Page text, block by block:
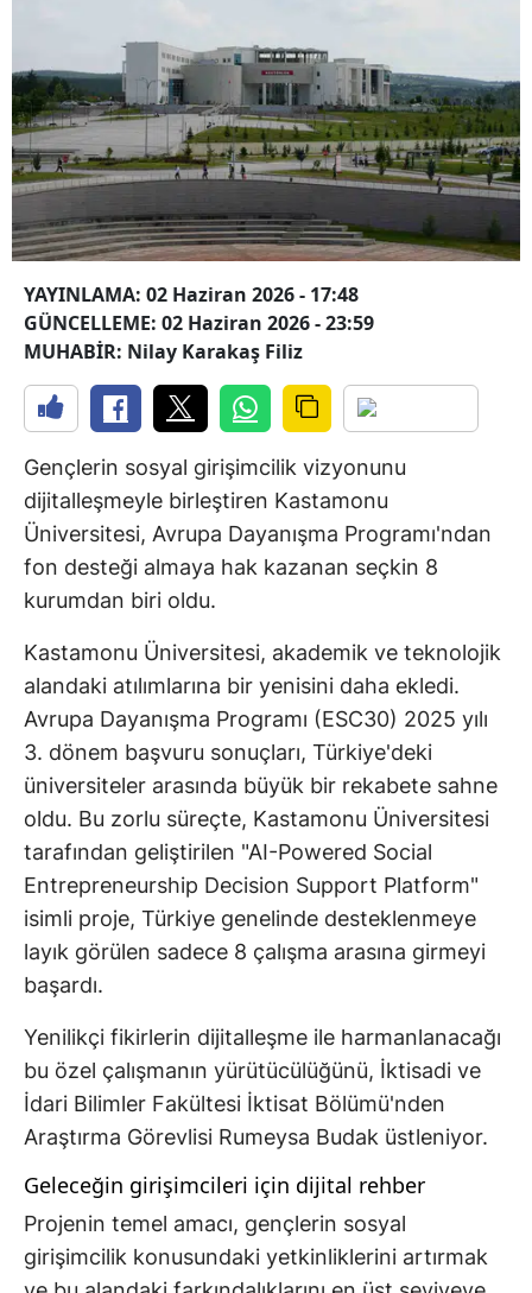
YAYINLAMA: 02 Haziran 2026 - 17:48
GÜNCELLEME: 02 Haziran 2026 - 23:59
MUHABİR: Nilay Karakaş Filiz
Gençlerin sosyal girişimcilik vizyonunu
dijitalleşmeyle birleştiren Kastamonu
Üniversitesi, Avrupa Dayanışma Programı'ndan
fon desteği almaya hak kazanan seçkin 8
kurumdan biri oldu.
Kastamonu Üniversitesi, akademik ve teknolojik
alandaki atılımlarına bir yenisini daha ekledi.
Avrupa Dayanışma Programı (ESC30) 2025 yılı
3. dönem başvuru sonuçları, Türkiye'deki
üniversiteler arasında büyük bir rekabete sahne
oldu. Bu zorlu süreçte, Kastamonu Üniversitesi
tarafından geliştirilen "AI-Powered Social
Entrepreneurship Decision Support Platform"
isimli proje, Türkiye genelinde desteklenmeye
layık görülen sadece 8 çalışma arasına girmeyi
başardı.
Yenilikçi fikirlerin dijitalleşme ile harmanlanacağı
bu özel çalışmanın yürütücülüğünü, İktisadi ve
İdari Bilimler Fakültesi İktisat Bölümü'nden
Araştırma Görevlisi Rumeysa Budak üstleniyor.
Geleceğin girişimcileri için dijital rehber
Projenin temel amacı, gençlerin sosyal
girişimcilik konusundaki yetkinliklerini artırmak